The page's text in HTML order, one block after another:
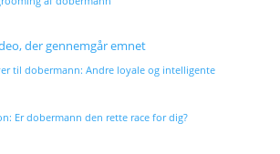
der gennemgår emnet
til dobermann: Andre loyale og intelligente
Er dobermann den rette race for dig?